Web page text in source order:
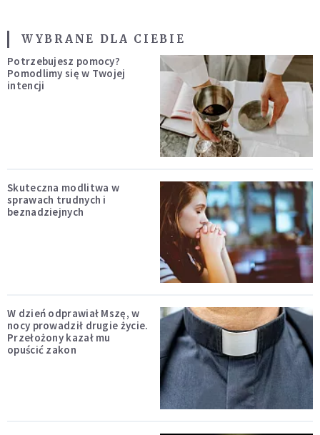
WYBRANE DLA CIEBIE
Potrzebujesz pomocy?
Pomodlimy się w Twojej
intencji
Skuteczna modlitwa w
sprawach trudnych i
beznadziejnych
W dzień odprawiał Mszę, w
nocy prowadził drugie życie.
Przełożony kazał mu
opuścić zakon